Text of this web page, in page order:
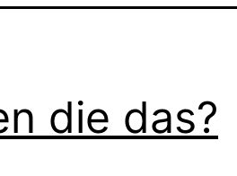
die das?